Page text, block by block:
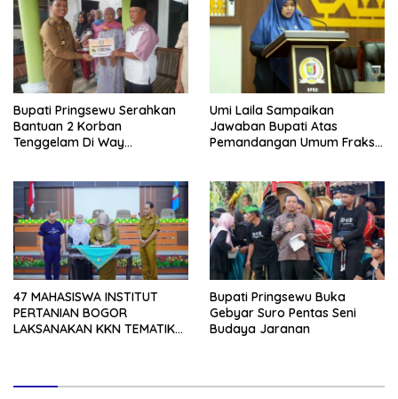
Bupati Pringsewu Serahkan
Bantuan 2 Korban
Tenggelam Di Way
Umi Laila Sampaikan
Jawaban Bupati Atas
Pemandangan Umum Fraksi-
47 MAHASISWA INSTITUT
PERTANIAN BOGOR
LAKSANAKAN KKN TEMATIK
Bupati Pringsewu Buka
Gebyar Suro Pentas Seni
Budaya Jaranan